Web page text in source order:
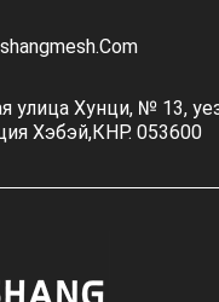
улица Хунци, № 13,
Хэбэй,КНР. 053600